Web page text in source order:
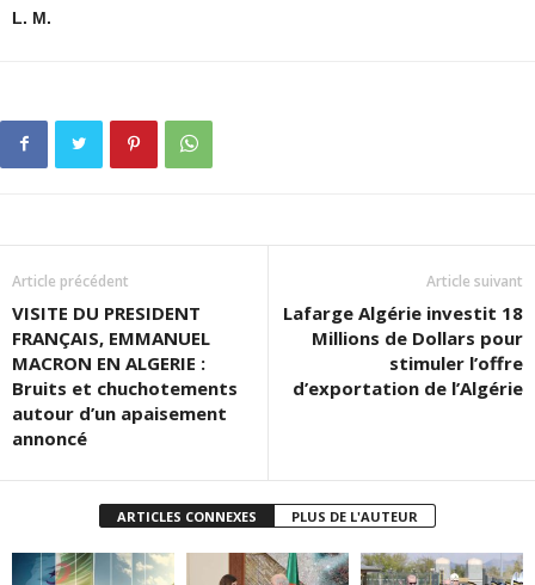
L. M.
Article précédent
VISITE DU PRESIDENT
FRANÇAIS, EMMANUEL
MACRON EN ALGERIE :
Bruits et chuchotements
autour d’un apaisement
annoncé
Article suivant
Lafarge Algérie investit 18
Millions de Dollars pour
stimuler l’offre
d’exportation de l’Algérie
ARTICLES CONNEXES PLUS DE L'AUTEUR